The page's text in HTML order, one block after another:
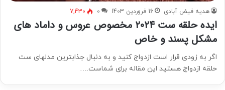
هدیه فیض آبادی 16 فروردین 1403 0
7,430
ایده حلقه ست 2024 مخصوص عروس و داماد های
مشکل پسند و خاص
اگر به زودی قرار است ازدواج کنید و به دنبال جذابترین مدلهای ست
حلقه ازدواج هستید این مقاله برای شماست.…